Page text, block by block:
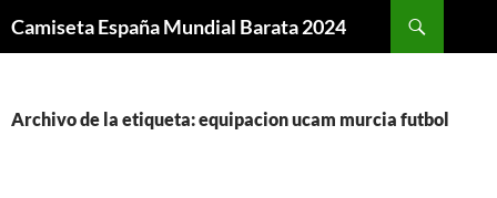
Camiseta España Mundial Barata 2024
Archivo de la etiqueta: equipacion ucam murcia futbol